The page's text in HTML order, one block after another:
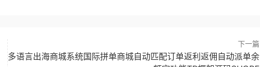
下一篇
多语言出海商城系统国际拼单商城自动匹配订单返利返佣自动派单余